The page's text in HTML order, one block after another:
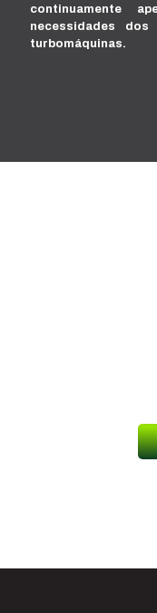
continuamente
necessidades
turbomáquinas.